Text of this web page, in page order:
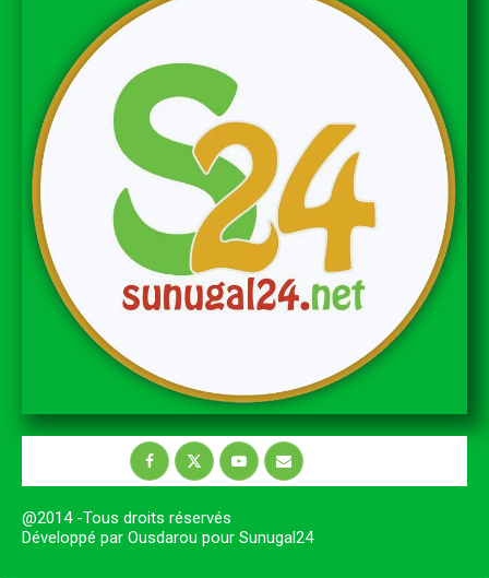
@2014 -Tous droits réservés
Développé par Ousdarou pour Sunugal24